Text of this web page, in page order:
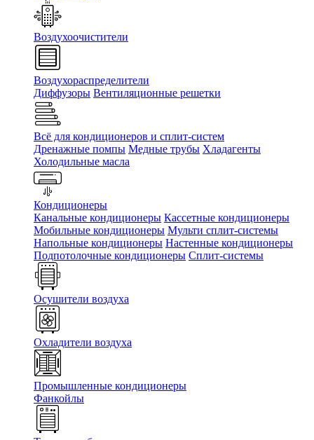
Воздухоочистители
Воздухораспределители
Диффузоры Вентиляционные решетки
Всё для кондиционеров и сплит-систем
Дренажные помпы Медные трубы Хладагенты
Холодильные масла
Кондиционеры
Канальные кондиционеры Кассетные кондиционеры
Мобильные кондиционеры Мульти сплит-системы
Напольные кондиционеры Настенные кондиционеры
Подпотолочные кондиционеры Сплит-системы
Осушители воздуха
Охладители воздуха
Промышленные кондиционеры
Фанкойлы